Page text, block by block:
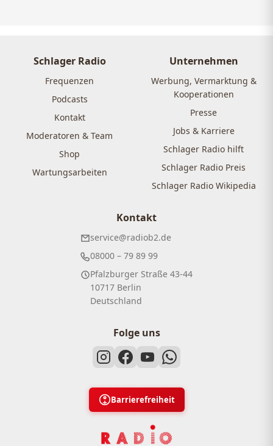
Schlager Radio
Frequenzen
Podcasts
Kontakt
Moderatoren & Team
Shop
Wartungsarbeiten
Unternehmen
Werbung, Vermarktung &
Kooperationen
Presse
Jobs & Karriere
Schlager Radio hilft
Schlager Radio Preis
Schlager Radio Wikipedia
Kontakt
service@radiob2.de
08000 – 79 89 99
Pfalzburger Straße 43-44
10717 Berlin
Deutschland
Folge uns
Barrierefreiheit